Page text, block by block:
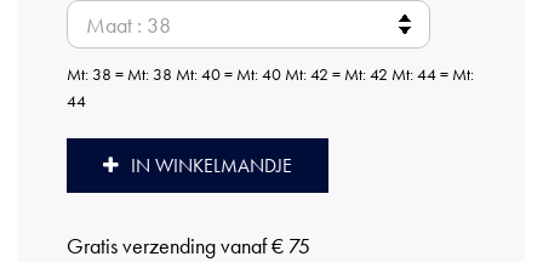
Mt: 38 = Mt: 38 Mt: 40 = Mt: 40 Mt: 42 = Mt: 42 Mt: 44 = Mt:
44
IN WINKELMANDJE
Gratis verzending vanaf € 75